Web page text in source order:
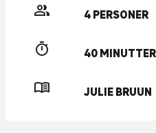
4 PERSONER
40 MINUTTER
JULIE BRUUN